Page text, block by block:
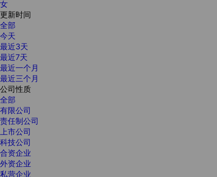
女
更新时间
全部
今天
最近3天
最近7天
最近一个月
最近三个月
公司性质
全部
有限公司
责任制公司
上市公司
科技公司
合资企业
外资企业
私营企业